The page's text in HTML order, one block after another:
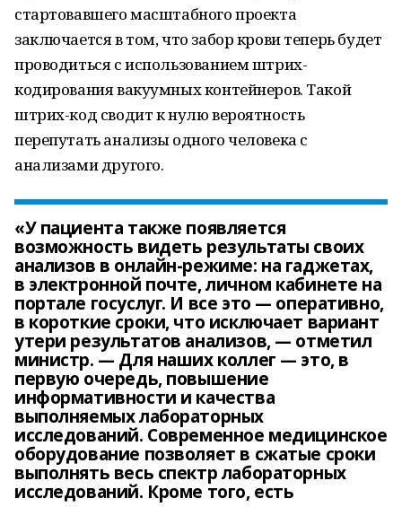
стартовавшего масштабного проекта
заключается в том, что забор крови теперь будет
проводиться с использованием штрих-
кодирования вакуумных контейнеров. Такой
штрих-код сводит к нулю вероятность
перепутать анализы одного человека с
анализами другого.
«У пациента также появляется
возможность видеть результаты своих
анализов в онлайн-режиме: на гаджетах,
в электронной почте, личном кабинете на
портале госуслуг. И все это — оперативно,
в короткие сроки, что исключает вариант
утери результатов анализов, — отметил
министр. — Для наших коллег — это, в
первую очередь, повышение
информативности и качества
выполняемых лабораторных
исследований. Современное медицинское
оборудование позволяет в сжатые сроки
выполнять весь спектр лабораторных
исследований. Кроме того, есть